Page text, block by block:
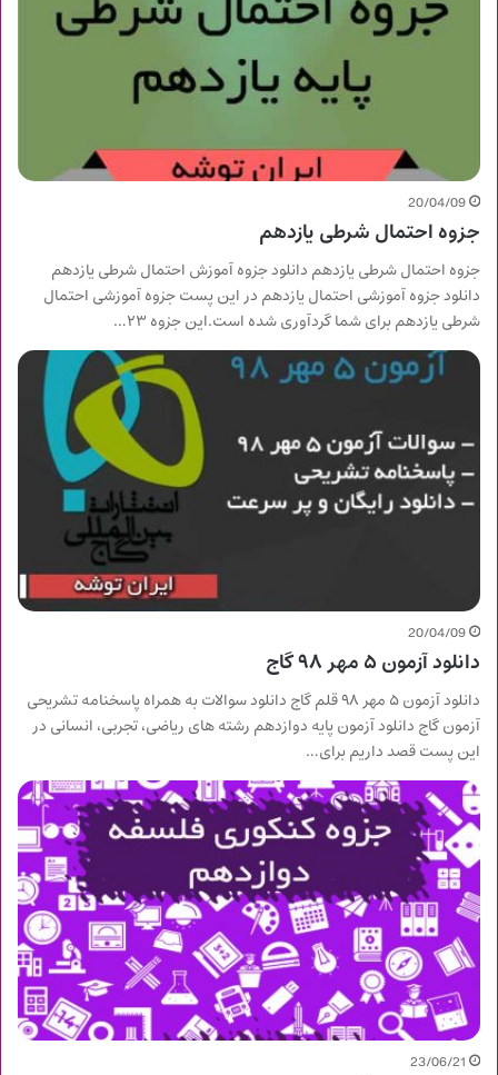
20/04/09
جزوه احتمال شرطی یازدهم
جزوه احتمال شرطی یازدهم دانلود جزوه آموزش احتمال شرطی یازدهم
دانلود جزوه آموزشی احتمال یازدهم در این پست جزوه آموزشی احتمال
شرطی یازدهم برای شما گردآوری شده است.این جزوه ۲۳…
20/04/09
دانلود آزمون ۵ مهر ۹۸ گاج
دانلود آزمون ۵ مهر ۹۸ قلم گاج دانلود سوالات به همراه پاسخنامه تشریحی
آزمون گاج دانلود آزمون پایه دوازدهم رشته های ریاضی، تجربی، انسانی در
این پست قصد داریم برای…
23/06/21